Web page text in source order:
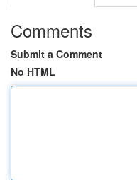
Comments
Submit a Comment
No HTML